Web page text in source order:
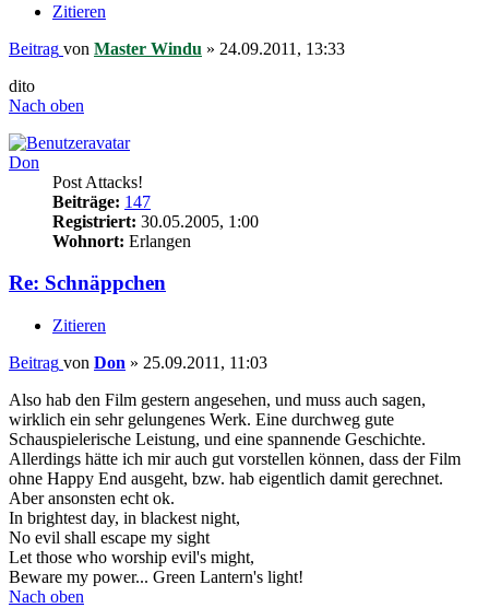
Zitieren
Beitrag von Master Windu » 24.09.2011, 13:33
dito
Nach oben
Don
Post Attacks!
Beiträge: 147
Registriert: 30.05.2005, 1:00
Wohnort: Erlangen
Re: Schnäppchen
Zitieren
Beitrag von Don » 25.09.2011, 11:03
Also hab den Film gestern angesehen, und muss auch sagen,
wirklich ein sehr gelungenes Werk. Eine durchweg gute
Schauspielerische Leistung, und eine spannende Geschichte.
Allerdings hätte ich mir auch gut vorstellen können, dass der Film
ohne Happy End ausgeht, bzw. hab eigentlich damit gerechnet.
Aber ansonsten echt ok.
In brightest day, in blackest night,
No evil shall escape my sight
Let those who worship evil's might,
Beware my power... Green Lantern's light!
Nach oben